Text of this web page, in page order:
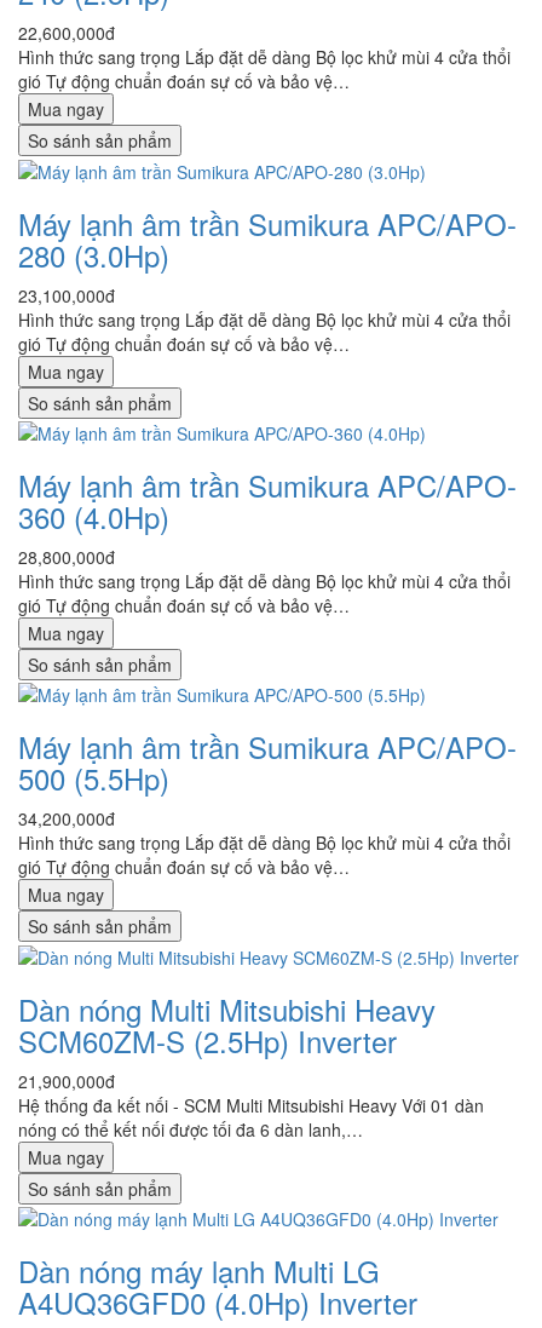
22,600,000đ
Hình thức sang trọng Lắp đặt dễ dàng Bộ lọc khử mùi 4 cửa thổi
gió Tự động chuẩn đoán sự cố và bảo vệ…
Mua ngay
So sánh sản phẩm
Máy lạnh âm trần Sumikura APC/APO-
280 (3.0Hp)
23,100,000đ
Hình thức sang trọng Lắp đặt dễ dàng Bộ lọc khử mùi 4 cửa thổi
gió Tự động chuẩn đoán sự cố và bảo vệ…
Mua ngay
So sánh sản phẩm
Máy lạnh âm trần Sumikura APC/APO-
360 (4.0Hp)
28,800,000đ
Hình thức sang trọng Lắp đặt dễ dàng Bộ lọc khử mùi 4 cửa thổi
gió Tự động chuẩn đoán sự cố và bảo vệ…
Mua ngay
So sánh sản phẩm
Máy lạnh âm trần Sumikura APC/APO-
500 (5.5Hp)
34,200,000đ
Hình thức sang trọng Lắp đặt dễ dàng Bộ lọc khử mùi 4 cửa thổi
gió Tự động chuẩn đoán sự cố và bảo vệ…
Mua ngay
So sánh sản phẩm
Dàn nóng Multi Mitsubishi Heavy
SCM60ZM-S (2.5Hp) Inverter
21,900,000đ
Hệ thống đa kết nối - SCM Multi Mitsubishi Heavy Với 01 dàn
nóng có thể kết nối được tối đa 6 dàn lanh,…
Mua ngay
So sánh sản phẩm
Dàn nóng máy lạnh Multi LG
A4UQ36GFD0 (4.0Hp) Inverter